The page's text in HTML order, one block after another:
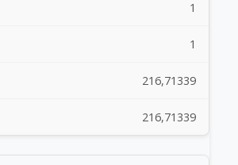
1
1
216,71339
216,71339